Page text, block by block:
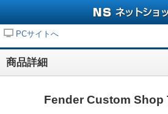
PCサイトへ
商品詳細
Fender Custom Shop